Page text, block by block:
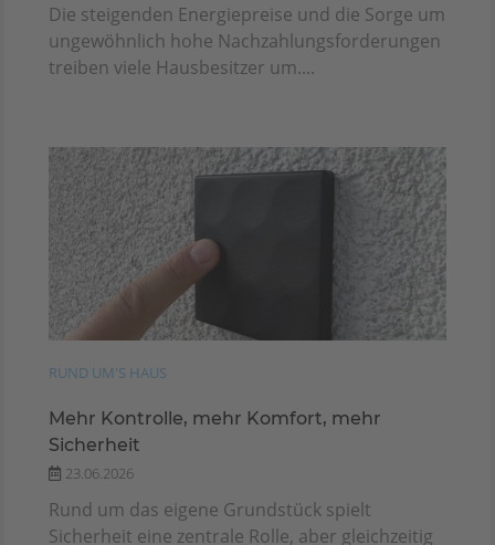
Die steigenden Energiepreise und die Sorge um
ungewöhnlich hohe Nachzahlungsforderungen
treiben viele Hausbesitzer um....
RUND UM'S HAUS
Mehr Kontrolle, mehr Komfort, mehr
Sicherheit
23.06.2026
Rund um das eigene Grundstück spielt
Sicherheit eine zentrale Rolle, aber gleichzeitig